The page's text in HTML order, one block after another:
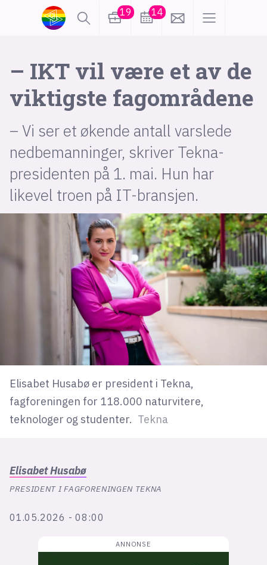
19 14
– IKT vil være et av de
viktigste fagområdene
– Vi ser et økende antall varslede
nedbemanninger, skriver Tekna-
presidenten på 1. mai. Hun har
likevel troen på IT-bransjen.
Elisabet Husabø er president i Tekna,
fagforeningen for 118.000 naturvitere,
teknologer og studenter. Tekna
ElisabetHusabø
PRESIDENT I FAGFORENINGEN TEKNA
01.05.2026 - 08:00
lønn
KI
karriere
meninger
utdanning sikkerhet
kontor
frontend
backend
apputvikling
devops
IoT
design
tilgjengelighet
ukas koder
inn/ut
hobby
lys modus
mørk modus
nyhetsbrev
kode24-klubben
LinkedIn
Bluesky
annonsepriser
suksesshistorier